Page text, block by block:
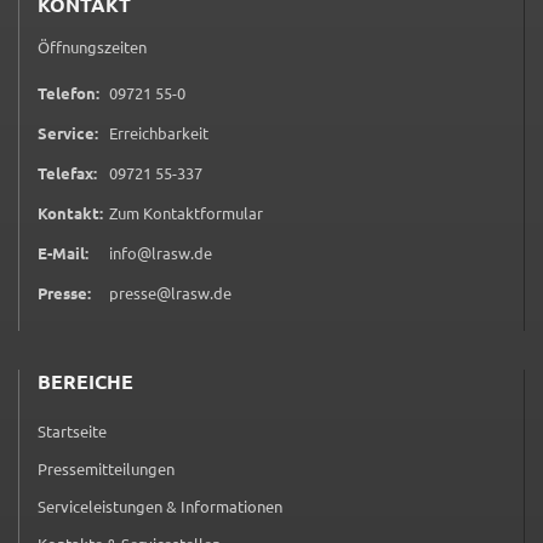
Öffnungszeiten
Telefon: 09721 55-00 9 7 2 1 5 5 0
Service: Erreichbarkeit
Telefax: 09721 55-3370 9 7 2 1 5 5 3 3 7
Kontakt: Zum Kontaktformular(öffnet in neuem Tab)
E-Mail:
info@lrasw.de
Presse:
presse@lrasw.de
BEREICHE
Startseite
Pressemitteilungen
Serviceleistungen & Informationen
Name:
Landratsamt Schweinfurt
Kontrast und Schriftgröße
Cookie Laufzeit:
Session
EXTERNE MEDIEN
Wir weisen darauf hin, dass die Verarbeitung Ihrer
des Verantwortungsbereichs des Landratsamtes
Schweinfurt liegt und hierfür ausschließlich die
Datenschutzbestimmungen des Anbieters YouTube